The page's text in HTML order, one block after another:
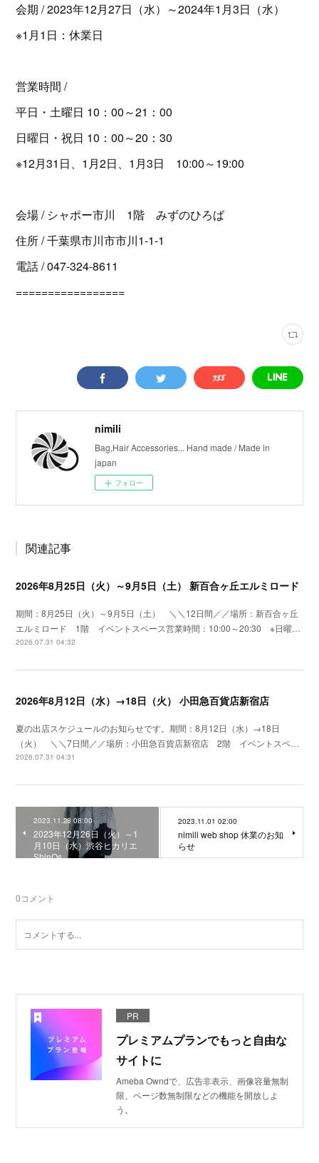
会期 / 2023年12月27日（水）～2024年1月3日（水）
※1月1日：休業日
営業時間 /
平日・土曜日 10：00～21：00
日曜日・祝日 10：00～20：30
※12月31日、1月2日、1月3日 10:00～19:00
会場 / シャポー市川 1階 みずのひろば
住所 / 千葉県市川市市川1-1-1
電話 / 047-324-8611
=================
nimili
Bag,Hair Accessories... Hand made / Made in
japan
フォロー
関連記事
2026年8月25日（火）～9月5日（土） 新百合ヶ丘エルミロード
期間：8月25日（火）～9月5日（土） ＼＼12日間／／場所：新百合ヶ丘
エルミロード 1階 イベントスペース営業時間：10:00～20:30 ※日曜…
2026.07.31 04:32
2026年8月12日（水）→18日（火） 小田急百貨店新宿店
夏の出店スケジュールのお知らせです。期間：8月12日（水）→18日
（火） ＼＼7日間／／場所：小田急百貨店新宿店 2階 イベントスペ…
2026.07.31 04:31
2023.11.28 08:00
2023年12月26日（火）～1
月10日（水）渋谷ヒカリエ
ShinQs
2023.11.01 02:00
nimili web shop 休業のお知
らせ
0コメント
PR
プレミアムプランでもっと自由な
サイトに
Ameba Owndで、広告非表示、画像容量無制
限、ページ数無制限などの機能を開放しよ
う。